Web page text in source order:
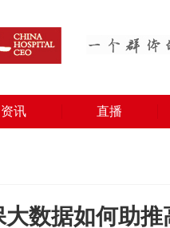
资讯 直播
数据如何助推